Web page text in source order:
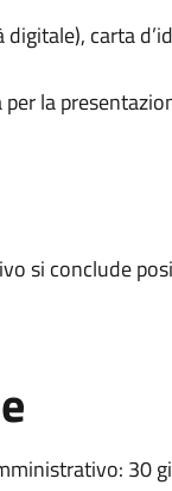
carta
la
si conclude
30